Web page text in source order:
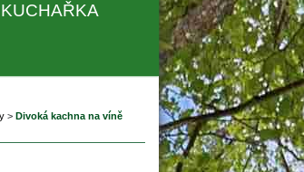
> Divoká kachna na víně